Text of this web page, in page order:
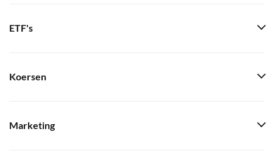
ETF's
Koersen
Marketing